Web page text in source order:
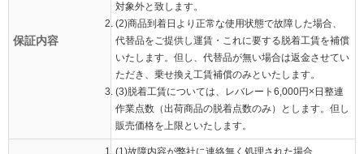
保証内容
対象外と致します。
(2)商品到着日より正常な使用状態で故障した場合、
代替品をご提供し運賃・これに要する脱着工賃を補償
いたします。但し、代替品が無い場合は返金させてい
ただき、乗せ換え工賃補償のみといたします。
(3)脱着工賃については、レバレート6,000円×日整連
作業点数（出荷商品の脱着点数のみ）とします。但し
販売価格を上限といたします。
(1)故障内容が弊社に連絡無く処理された場合